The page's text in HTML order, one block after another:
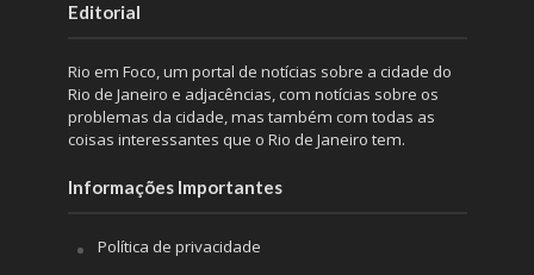
Editorial
Rio em Foco, um portal de notícias sobre a cidade do
Rio de Janeiro e adjacências, com notícias sobre os
problemas da cidade, mas também com todas as
coisas interessantes que o Rio de Janeiro tem.
Informações Importantes
Política de privacidade